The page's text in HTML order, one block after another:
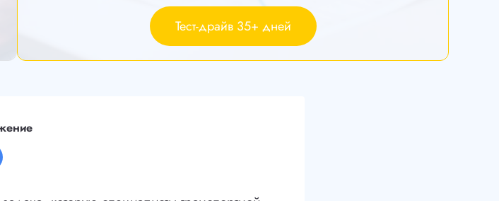
Тест-драйв 35+ дней